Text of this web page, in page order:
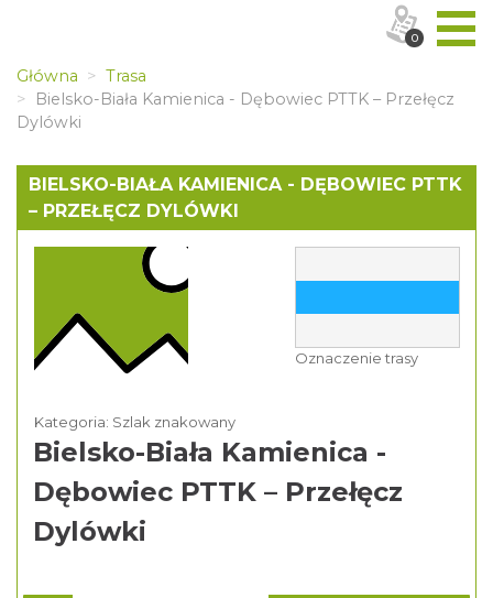
Główna
Trasa
Bielsko-Biała Kamienica - Dębowiec PTTK – Przełęcz
Dylówki
BIELSKO-BIAŁA KAMIENICA - DĘBOWIEC PTTK
– PRZEŁĘCZ DYLÓWKI
Kategoria: Szlak znakowany
Bielsko-Biała Kamienica -
Dębowiec PTTK – Przełęcz
Dylówki
Oznaczenie trasy
0